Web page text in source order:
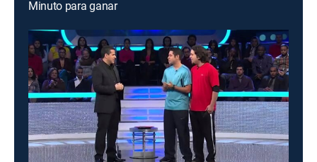
Minuto para ganar